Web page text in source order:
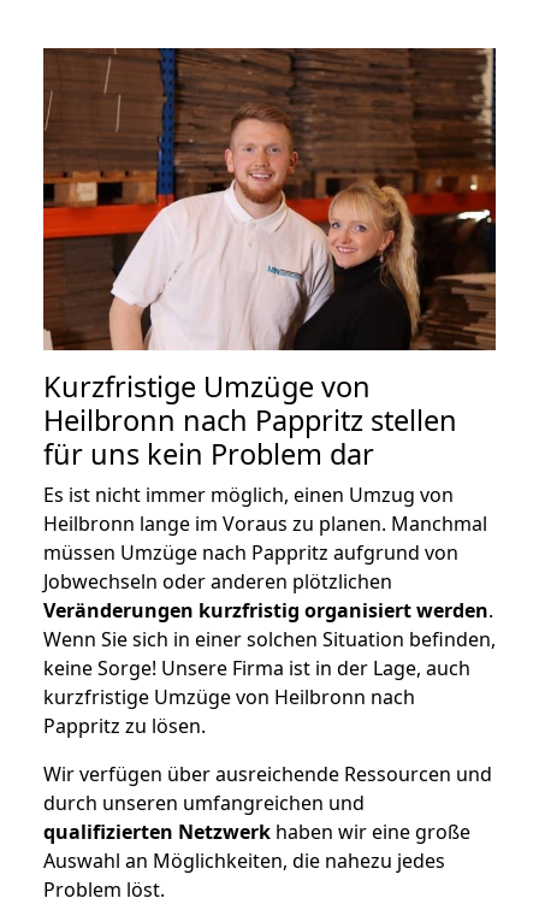
Kurzfristige Umzüge von
Heilbronn nach Pappritz stellen
für uns kein Problem dar
Es ist nicht immer möglich, einen Umzug von
Heilbronn lange im Voraus zu planen. Manchmal
müssen Umzüge nach Pappritz aufgrund von
Jobwechseln oder anderen plötzlichen
Veränderungen kurzfristig organisiert werden.
Wenn Sie sich in einer solchen Situation befinden,
keine Sorge! Unsere Firma ist in der Lage, auch
kurzfristige Umzüge von Heilbronn nach
Pappritz zu lösen.
Wir verfügen über ausreichende Ressourcen und
durch unseren umfangreichen und
qualifizierten Netzwerk haben wir eine große
Auswahl an Möglichkeiten, die nahezu jedes
Problem löst.